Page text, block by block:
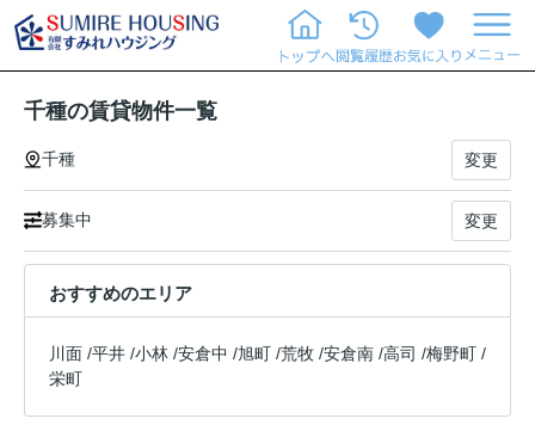
千種の賃貸物件一覧
千種 変更
募集中 変更
おすすめのエリア
川面 /平井 /小林 /安倉中 /旭町 /荒牧 /安倉南 /高司 /梅野町 /
栄町